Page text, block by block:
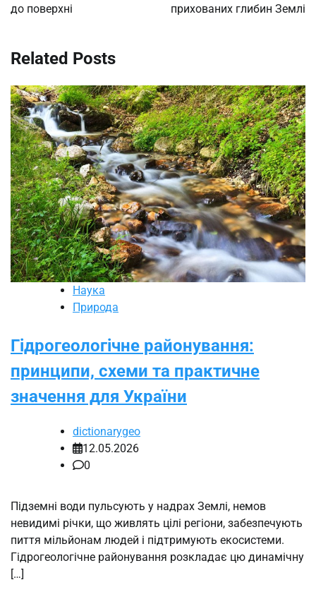
до поверхні
прихованих глибин Землі
Related Posts
Наука
Природа
Гідрогеологічне районування:
принципи, схеми та практичне
значення для України
dictionarygeo
12.05.2026
0
Підземні води пульсують у надрах Землі, немов
невидимі річки, що живлять цілі регіони, забезпечують
пиття мільйонам людей і підтримують екосистеми.
Гідрогеологічне районування розкладає цю динамічну
[…]